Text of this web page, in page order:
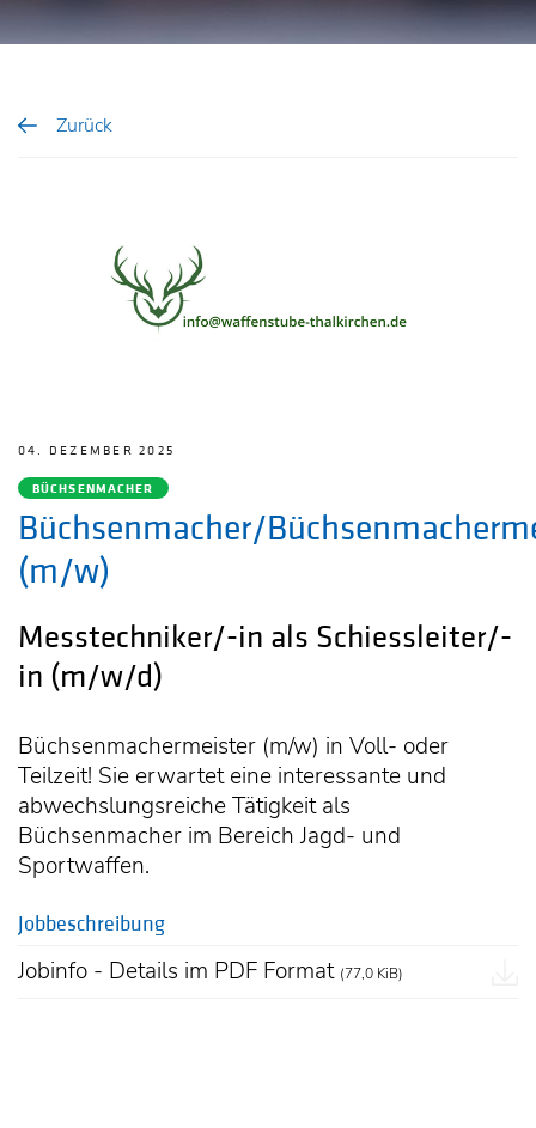
Zurück
04. DEZEMBER 2025
BÜCHSENMACHER
Büchsenmacher/
(m/w)
Messtechniker/-in als Schiessleiter/-
in (m/w/d)
Büchsenmachermeister (m/w) in Voll- oder
Teilzeit! Sie erwartet eine interessante und
abwechslungsreiche Tätigkeit als
Büchsenmacher im Bereich Jagd- und
Sportwaffen.
Jobbeschreibung
Jobinfo - Details im PDF Format (77,0 KiB)